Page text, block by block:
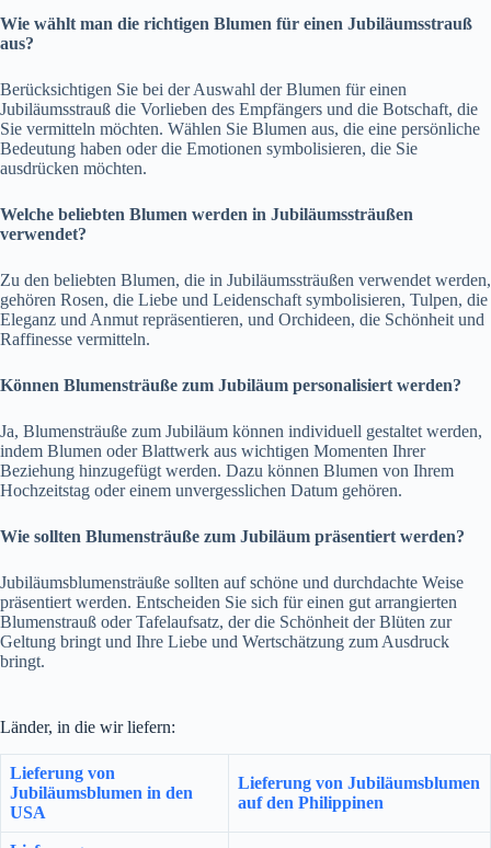
Wie wählt man die richtigen Blumen für einen Jubiläumsstrauß
aus?
Berücksichtigen Sie bei der Auswahl der Blumen für einen
Jubiläumsstrauß die Vorlieben des Empfängers und die Botschaft, die
Sie vermitteln möchten. Wählen Sie Blumen aus, die eine persönliche
Bedeutung haben oder die Emotionen symbolisieren, die Sie
ausdrücken möchten.
Welche beliebten Blumen werden in Jubiläumssträußen
verwendet?
Zu den beliebten Blumen, die in Jubiläumssträußen verwendet werden,
gehören Rosen, die Liebe und Leidenschaft symbolisieren, Tulpen, die
Eleganz und Anmut repräsentieren, und Orchideen, die Schönheit und
Raffinesse vermitteln.
Können Blumensträuße zum Jubiläum personalisiert werden?
Ja, Blumensträuße zum Jubiläum können individuell gestaltet werden,
indem Blumen oder Blattwerk aus wichtigen Momenten Ihrer
Beziehung hinzugefügt werden. Dazu können Blumen von Ihrem
Hochzeitstag oder einem unvergesslichen Datum gehören.
Wie sollten Blumensträuße zum Jubiläum präsentiert werden?
Jubiläumsblumensträuße sollten auf schöne und durchdachte Weise
präsentiert werden. Entscheiden Sie sich für einen gut arrangierten
Blumenstrauß oder Tafelaufsatz, der die Schönheit der Blüten zur
Geltung bringt und Ihre Liebe und Wertschätzung zum Ausdruck
bringt.
Länder, in die wir liefern:
Lieferung von
Jubiläumsblumen in den
USA
Lieferung von Jubiläumsblumen
auf den Philippinen